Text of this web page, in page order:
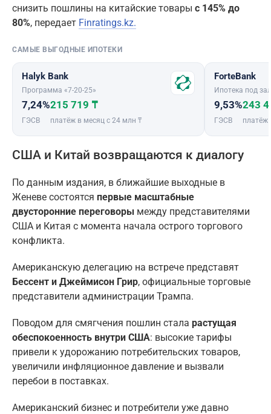
снизить пошлины на китайские товары с 145% до
80%, передает Finratings.kz.
САМЫЕ ВЫГОДНЫЕ ИПОТЕКИ
Halyk Bank
Программа «7-20-25»
7,24%
ГЭСВ
215 719 ₸
платёж в месяц с 24 млн ₸
ForteBank
Ипотека под
9,53%
ГЭСВ
243
платёж
США и Китай возвращаются к диалогу
По данным издания, в ближайшие выходные в
Женеве состоятся первые масштабные
двусторонние переговоры между представителями
США и Китая с момента начала острого торгового
конфликта.
Американскую делегацию на встрече представят
Бессент и Джеймисон Грир, официальные торговые
представители администрации Трампа.
Поводом для смягчения пошлин стала растущая
обеспокоенность внутри США: высокие тарифы
привели к удорожанию потребительских товаров,
увеличили инфляционное давление и вызвали
перебои в поставках.
Американский бизнес и потребители уже давно